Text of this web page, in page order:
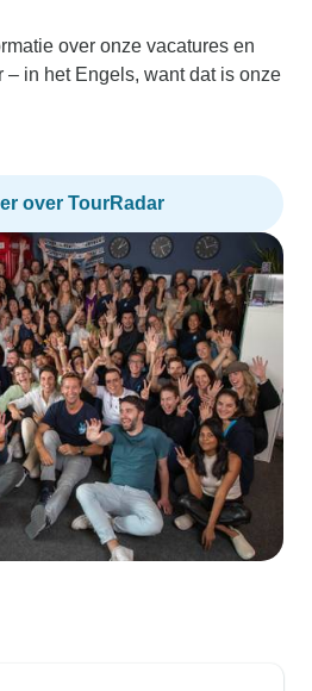
over onze vacatures en
– in het Engels, want dat is onze
over TourRadar